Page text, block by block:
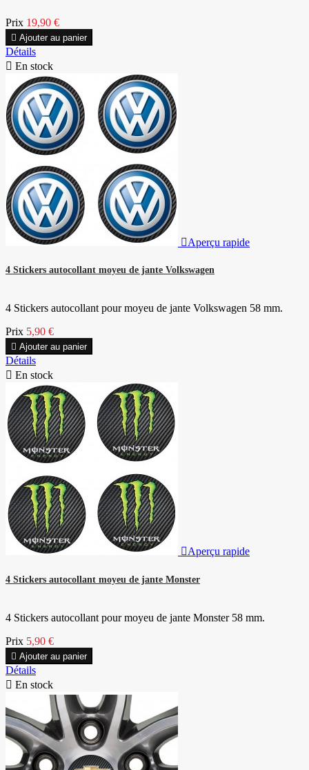
Prix 19,90 €
 Ajouter au panier
Détails
 En stock
Aperçu rapide
4 Stickers autocollant moyeu de jante Volkswagen
4 Stickers autocollant pour moyeu de jante Volkswagen 58 mm.
Prix 5,90 €
 Ajouter au panier
Détails
 En stock
Aperçu rapide
4 Stickers autocollant moyeu de jante Monster
4 Stickers autocollant pour moyeu de jante Monster 58 mm.
Prix 5,90 €
 Ajouter au panier
Détails
 En stock